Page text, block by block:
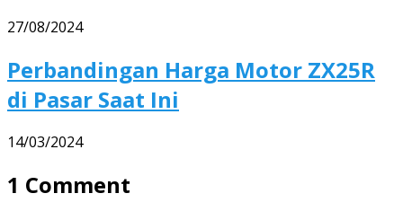
27/08/2024
Perbandingan Harga Motor ZX25R
di Pasar Saat Ini
14/03/2024
1 Comment